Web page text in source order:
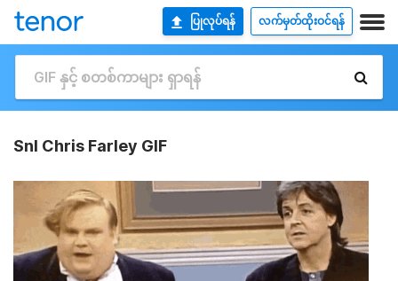
ပြုလုပ်ရန် လက်မှတ်ထိုးဝင်ရန်
Snl Chris Farley GIF